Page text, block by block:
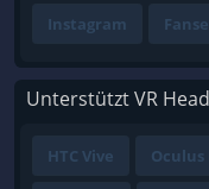
Instagram
Unterstützt VR
HTC Vive Oculus